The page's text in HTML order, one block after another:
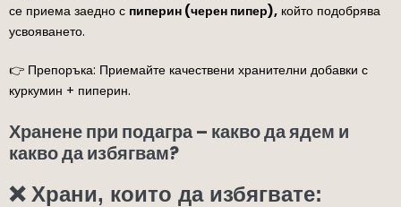
се приема заедно с пиперин (черен пипер), който подобрява
усвояването.
👉 Препоръка: Приемайте качествени хранителни добавки с
куркумин + пиперин.
Хранене при подагра – какво да ядем и
какво да избягвам?
❌ Храни, които да избягвате: